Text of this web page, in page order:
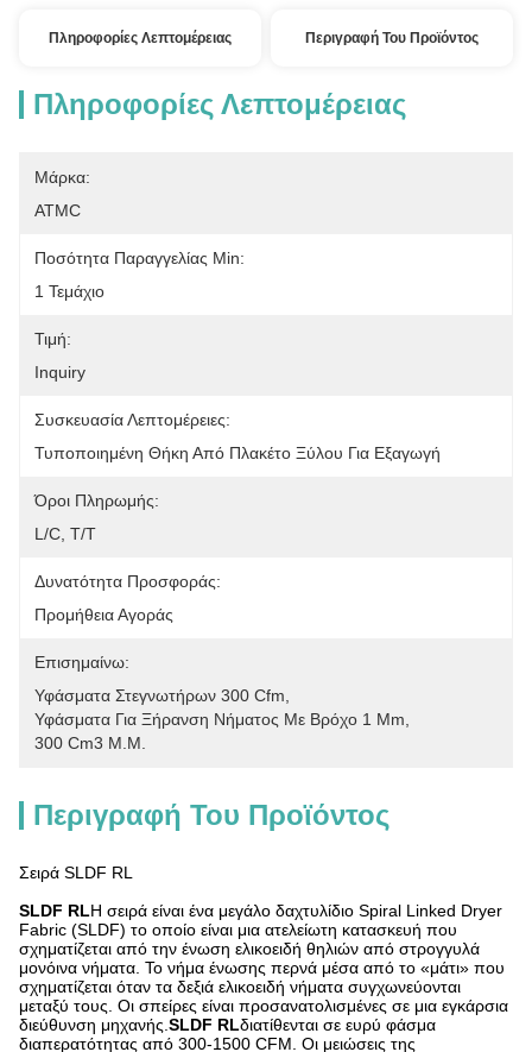
Πληροφορίες Λεπτομέρειας Περιγραφή Του Προϊόντος
Πληροφορίες Λεπτομέρειας
Μάρκα:
ATMC
Ποσότητα Παραγγελίας Min:
1 Τεμάχιο
Τιμή:
Inquiry
Συσκευασία Λεπτομέρειες:
Τυποποιημένη Θήκη Από Πλακέτο Ξύλου Για Εξαγωγή
Όροι Πληρωμής:
L/C, T/T
Δυνατότητα Προσφοράς:
Προμήθεια Αγοράς
Επισημαίνω:
Υφάσματα Στεγνωτήρων 300 Cfm
Υφάσματα Για Ξήρανση Νήματος Με Βρόχο 1 Mm
300 Cm3 Μ.μ.
Περιγραφή Του Προϊόντος
Σειρά SLDF RL
SLDF RLΗ σειρά είναι ένα μεγάλο δαχτυλίδιο Spiral Linked Dryer
Fabric (SLDF) το οποίο είναι μια ατελείωτη κατασκευή που
σχηματίζεται από την ένωση ελικοειδή θηλιών από στρογγυλά
μονόινα νήματα. Το νήμα ένωσης περνά μέσα από το «μάτι» που
σχηματίζεται όταν τα δεξιά ελικοειδή νήματα συγχωνεύονται
μεταξύ τους. Οι σπείρες είναι προσανατολισμένες σε μια εγκάρσια
διεύθυνση μηχανής. SLDF RLδιατίθενται σε ευρύ φάσμα
διαπερατότητας από 300-1500 CFM. Οι μειώσεις της